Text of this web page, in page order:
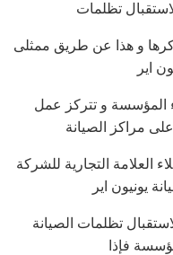
اير
مراكز الصيانة
العلامة التجارية للشركة
يونيون اير
تظلمات الصيانة
فإذا